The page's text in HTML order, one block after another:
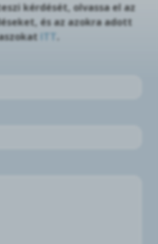
kérdését, olvassa el az
és az azokra adott